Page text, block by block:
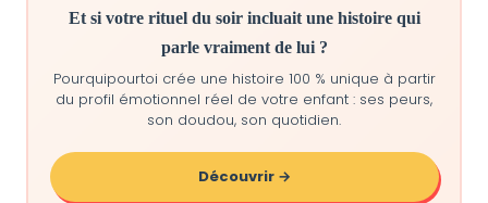
Et si votre rituel du soir incluait une histoire qui
parle vraiment de lui ?
Pourquipourtoi crée une histoire 100 % unique à partir
du profil émotionnel réel de votre enfant : ses peurs,
son doudou, son quotidien.
Découvrir →